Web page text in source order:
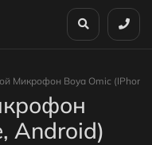
Микрофон Boya Omic
Android)